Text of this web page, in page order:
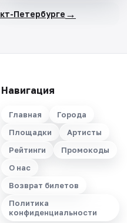
Петербурге →
Навигация
Главная
Города
Площадки
Артисты
Рейтинги
Промокоды
О нас
Возврат билетов
Политика
конфиденциальности